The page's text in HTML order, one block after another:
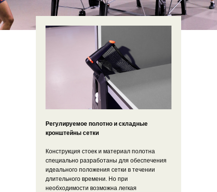
Регулируемое полотно и складные
кронштейны сетки
Конструкция стоек и материал полотна
специально разработаны для обеспечения
идеального положения сетки в течении
длительного времени. Но при
необходимости возможна легкая